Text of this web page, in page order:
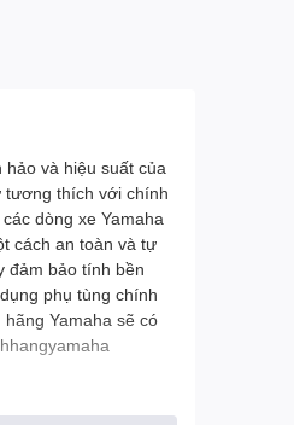
và hiệu suất của
tương thích với chính
dòng xe Yamaha
cách an toàn và tự
đảm bảo tính bền
phụ tùng chính
Yamaha sẽ có